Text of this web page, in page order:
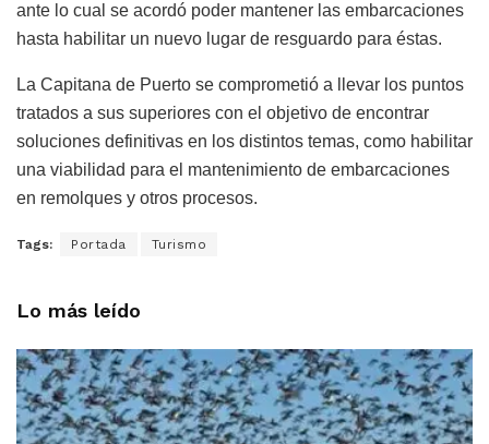
ante lo cual se acordó poder mantener las embarcaciones
hasta habilitar un nuevo lugar de resguardo para éstas.
La Capitana de Puerto se comprometió a llevar los puntos
tratados a sus superiores con el objetivo de encontrar
soluciones definitivas en los distintos temas, como habilitar
una viabilidad para el mantenimiento de embarcaciones
en remolques y otros procesos.
Tags: Portada Turismo
Lo más leído